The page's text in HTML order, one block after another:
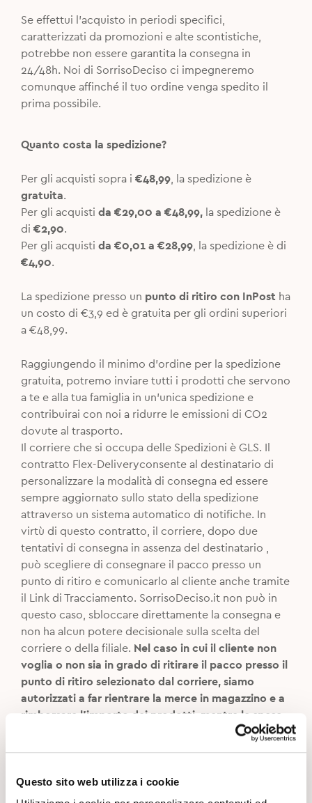
Questo sito web utilizza i cookie
Se effettui l’acquisto in periodi specifici,
caratterizzati da promozioni e alte scontistiche,
potrebbe non essere garantita la consegna in
24/48h. Noi di SorrisoDeciso ci impegneremo
comunque affinché il tuo ordine venga spedito il
prima possibile.
Quanto costa la spedizione?
Per gli acquisti sopra i €48,99 , la spedizione è
gratuita.
Per gli acquisti da €29,00 a €48,99, la spedizione è
di €2,90.
Per gli acquisti da €0,01 a €28,99 , la spedizione è di
€4,90.
La spedizione presso un punto di ritiro con InPost ha
un costo di €3,9 ed è gratuita per gli ordini superiori
a €48,99.
Raggiungendo il minimo d’ordine per la spedizione
gratuita, potremo inviare tutti i prodotti che servono
a te e alla tua famiglia in un’unica spedizione e
contribuirai con noi a ridurre le emissioni di CO2
dovute al trasporto.
Il corriere che si occupa delle Spedizioni è GLS. Il
contratto Flex-Deliveryconsente al destinatario di
personalizzare la modalità di consegna ed essere
sempre aggiornato sullo stato della spedizione
attraverso un sistema automatico di notifiche. In
virtù di questo contratto, il corriere, dopo due
tentativi di consegna in assenza del destinatario ,
può scegliere di consegnare il pacco presso un
punto di ritiro e comunicarlo al cliente anche tramite
il Link di Tracciamento. SorrisoDeciso.it non può in
questo caso, sbloccare direttamente la consegna e
non ha alcun potere decisionale sulla scelta del
corriere o della filiale. Nel caso in cui il cliente non
voglia o non sia in grado di ritirare il pacco presso il
punto di ritiro selezionato dal corriere, siamo
autorizzati a far rientrare la merce in magazzino e a
rimborsare l’importo dei prodotti, mentre le spese